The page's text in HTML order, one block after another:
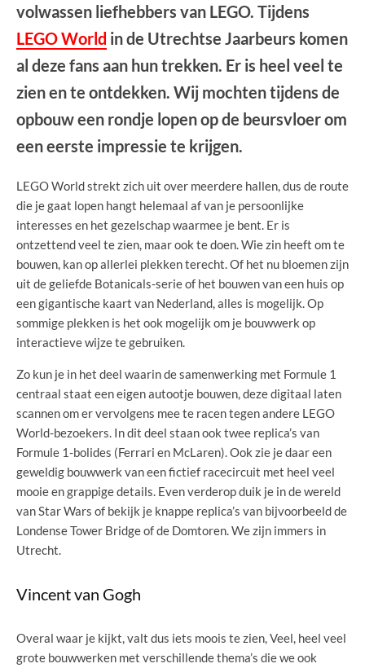
volwassen liefhebbers van LEGO. Tijdens
LEGO World in de Utrechtse Jaarbeurs komen
al deze fans aan hun trekken. Er is heel veel te
zien en te ontdekken. Wij mochten tijdens de
opbouw een rondje lopen op de beursvloer om
een eerste impressie te krijgen.
LEGO World strekt zich uit over meerdere hallen, dus de route
die je gaat lopen hangt helemaal af van je persoonlijke
interesses en het gezelschap waarmee je bent. Er is
ontzettend veel te zien, maar ook te doen. Wie zin heeft om te
bouwen, kan op allerlei plekken terecht. Of het nu bloemen zijn
uit de geliefde Botanicals-serie of het bouwen van een huis op
een gigantische kaart van Nederland, alles is mogelijk. Op
sommige plekken is het ook mogelijk om je bouwwerk op
interactieve wijze te gebruiken.
Zo kun je in het deel waarin de samenwerking met Formule 1
centraal staat een eigen autootje bouwen, deze digitaal laten
scannen om er vervolgens mee te racen tegen andere LEGO
World-bezoekers. In dit deel staan ook twee replica’s van
Formule 1-bolides (Ferrari en McLaren). Ook zie je daar een
geweldig bouwwerk van een fictief racecircuit met heel veel
mooie en grappige details. Even verderop duik je in de wereld
van Star Wars of bekijk je knappe replica’s van bijvoorbeeld de
Londense Tower Bridge of de Domtoren. We zijn immers in
Utrecht.
Vincent van Gogh
Overal waar je kijkt, valt dus iets moois te zien, Veel, heel veel
grote bouwwerken met verschillende thema’s die we ook